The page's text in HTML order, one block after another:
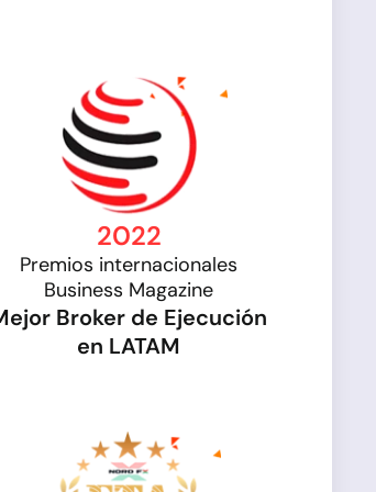
2022
Premios internacionales
Business Magazine
Broker de Ejecución
en LATAM